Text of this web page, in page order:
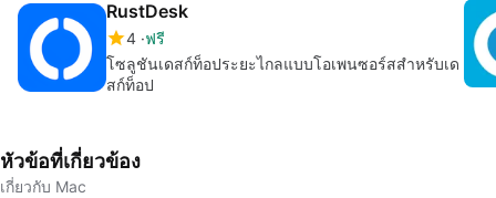
RustDesk
4 ฟรี
โซลูชันเดสก์ท็อประยะไกลแบบโอเพนซอร์สสำหรับเด
สก์ท็อป
หัวข้อที่เกี่ยวข้อง
เกี่ยวกับ Mac